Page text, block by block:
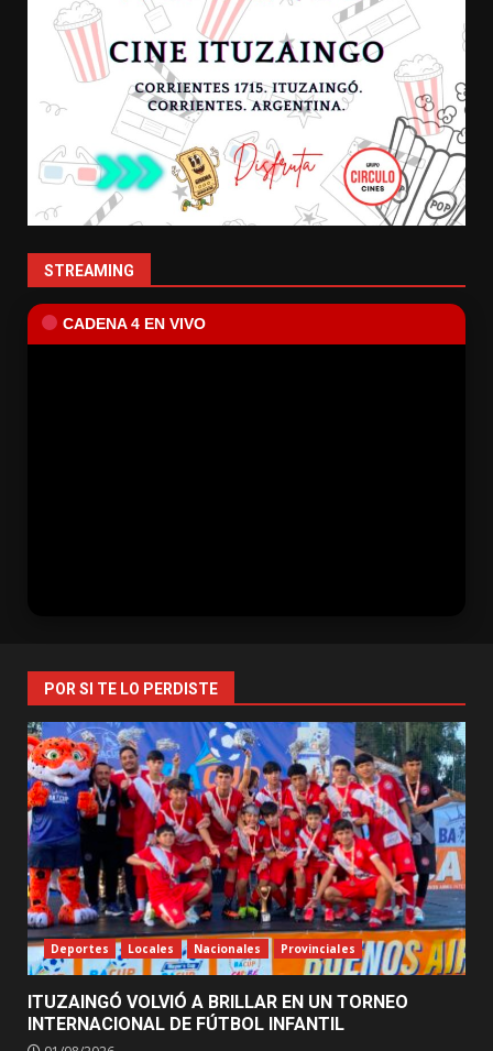
STREAMING
CADENA 4 EN VIVO
POR SI TE LO PERDISTE
Deportes Locales Nacionales Provinciales
ITUZAINGÓ VOLVIÓ A BRILLAR EN UN TORNEO
INTERNACIONAL DE FÚTBOL INFANTIL